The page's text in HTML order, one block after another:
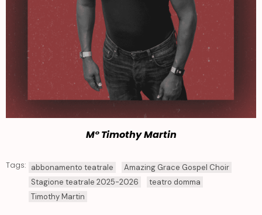
M° Timothy Martin
Tags: abbonamento teatrale
Amazing Grace Gospel Choir
Stagione teatrale 2025-2026
teatro domma
Timothy Martin